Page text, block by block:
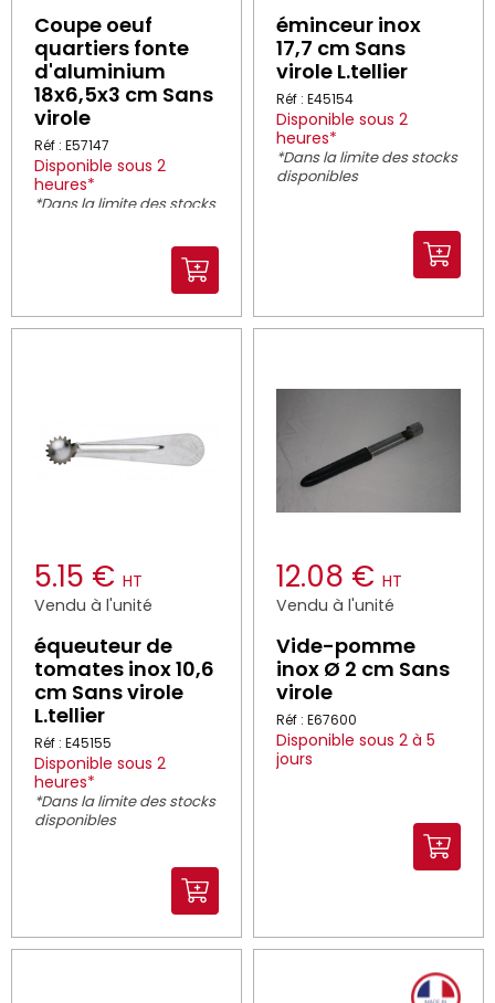
Coupe oeuf
quartiers fonte
d'aluminium
18x6,5x3 cm Sans
virole
Réf : E57147
Disponible sous 2
heures*
*Dans la limite des stocks
éminceur inox
17,7 cm Sans
virole L.tellier
Réf : E45154
Disponible sous 2
heures*
*Dans la limite des stocks
disponibles
5.15 € HT
Vendu à l'unité
équeuteur de
tomates inox 10,6
cm Sans virole
L.tellier
Réf : E45155
Disponible sous 2
heures*
*Dans la limite des stocks
disponibles
12.08 € HT
Vendu à l'unité
Vide-pomme
inox Ø 2 cm Sans
virole
Réf : E67600
Disponible sous 2 à 5
jours